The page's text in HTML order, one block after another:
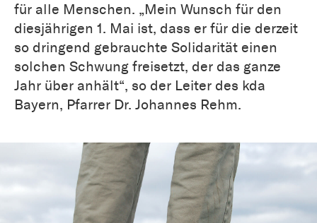
für alle Menschen. „Mein Wunsch für den
diesjährigen 1. Mai ist, dass er für die derzeit
so dringend gebrauchte Solidarität einen
solchen Schwung freisetzt, der das ganze
Jahr über anhält“, so der Leiter des kda
Bayern, Pfarrer Dr. Johannes Rehm.